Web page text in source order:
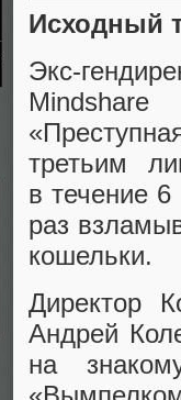
Исходный
Экс-
«
третьим
в течение
раз
кошельки.
Директор
Андрей
на